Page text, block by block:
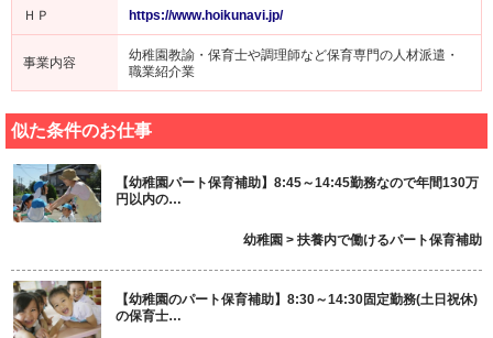
ＨＰ https://www.hoikunavi.jp/
事業内容
幼稚園教諭・保育士や調理師など保育専門の人材派遣・
職業紹介業
似た条件のお仕事
【幼稚園パート保育補助】8:45～14:45勤務なので年間130万
円以内の…
幼稚園 > 扶養内で働けるパート保育補助
【幼稚園のパート保育補助】8:30～14:30固定勤務(土日祝休)
の保育士…